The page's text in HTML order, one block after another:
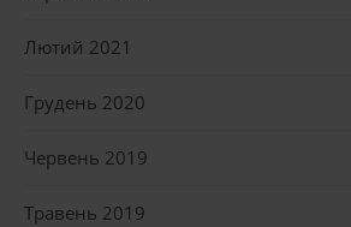
Лютий 2021
Грудень 2020
Червень 2019
Травень 2019